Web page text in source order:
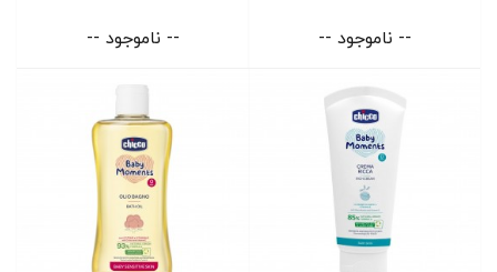
-- ناموجود -- -- ناموجود --